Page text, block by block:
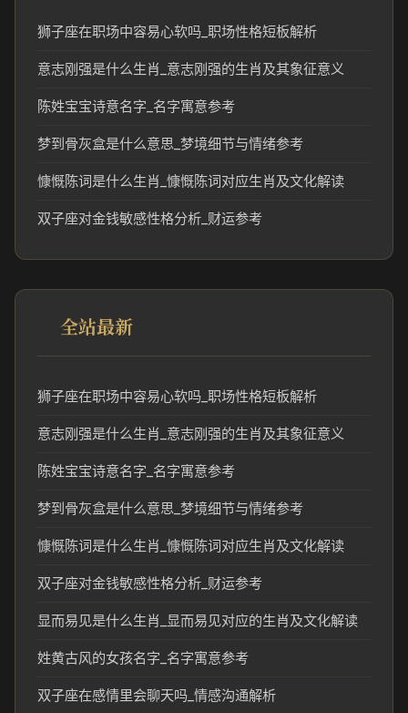
狮子座在职场中容易心软吗_职场性格短板解析
意志刚强是什么生肖_意志刚强的生肖及其象征意义
陈姓宝宝诗意名字_名字寓意参考
梦到骨灰盒是什么意思_梦境细节与情绪参考
慷慨陈词是什么生肖_慷慨陈词对应生肖及文化解读
双子座对金钱敏感性格分析_财运参考
全站最新
狮子座在职场中容易心软吗_职场性格短板解析
意志刚强是什么生肖_意志刚强的生肖及其象征意义
陈姓宝宝诗意名字_名字寓意参考
梦到骨灰盒是什么意思_梦境细节与情绪参考
慷慨陈词是什么生肖_慷慨陈词对应生肖及文化解读
双子座对金钱敏感性格分析_财运参考
显而易见是什么生肖_显而易见对应的生肖及文化解读
姓黄古风的女孩名字_名字寓意参考
双子座在感情里会聊天吗_情感沟通解析